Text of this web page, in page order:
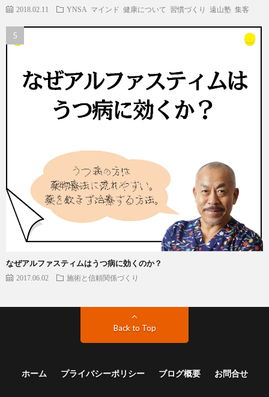
2018.02.11 YNSA マインド 健康について 習慣づくり 遠山塾 集客
なぜアルファスティムはうつ病に効くのか？
2017.06.02 施術と信頼関係づくり
Back to Top
ホーム プライバシーポリシー ブログ概要 お問合せ